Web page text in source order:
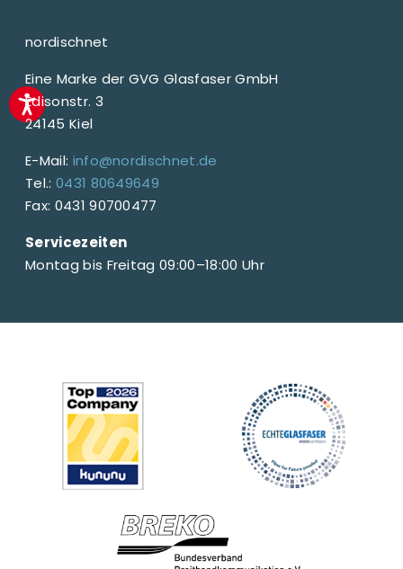
nordischnet
Eine Marke der GVG Glasfaser GmbH
Edisonstr. 3
24145 Kiel
E-Mail: info@nordischnet.de
Tel.: 0431 80649649
Fax: 0431 90700477
Servicezeiten
Montag bis Freitag 09:00–18:00 Uhr